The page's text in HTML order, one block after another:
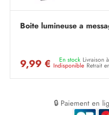
Boite lumineuse a
9,99 € En stock Livraison
Indisponible Retrait
🔒 Paiement en